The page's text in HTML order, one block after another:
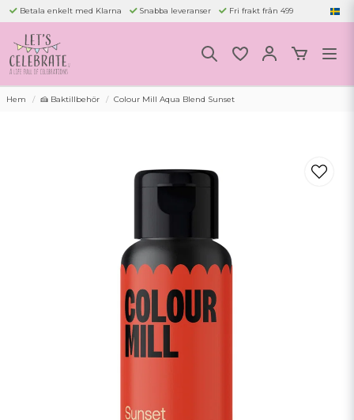
Betala enkelt med Klarna Snabba leveranser Fri frakt från 499
Hem 🍰 Baktillbehör Colour Mill Aqua Blend Sunset